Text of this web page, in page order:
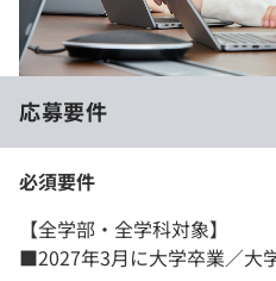
応募要件
必須要件
【全学部・全学科対象】
■2027年3月に大学卒業／大